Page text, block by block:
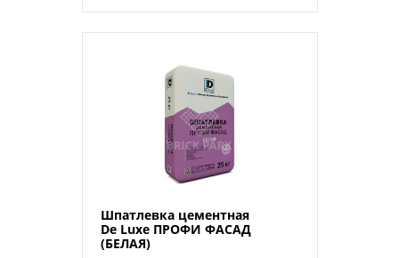
Шпатлевка цементная
De Luxe ПРОФИ ФАСАД
(БЕЛАЯ)